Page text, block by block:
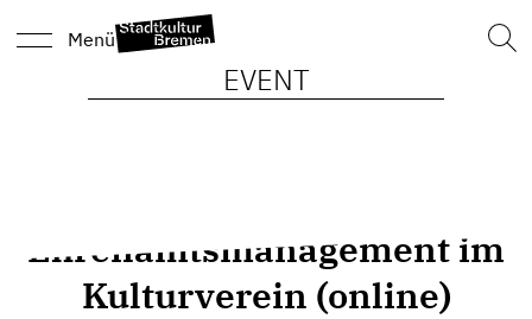
Menü
EVENT
Ehrenamtsmanagement im
Kulturverein (online)